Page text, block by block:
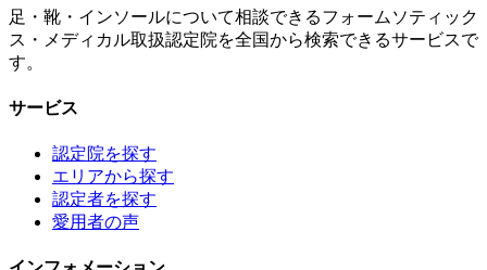
足・靴・インソールについて相談できるフォームソティック
ス・メディカル取扱認定院を全国から検索できるサービスで
す。
サービス
認定院を探す
エリアから探す
認定者を探す
愛用者の声